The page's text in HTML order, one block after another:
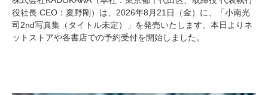
役社長 CEO：夏野剛）は、2026年8月21日（金）に、「小南光
司2nd写真集（タイトル未定）」を発売いたします。本日よりネ
ットストアや各書店での予約受付を開始しました。